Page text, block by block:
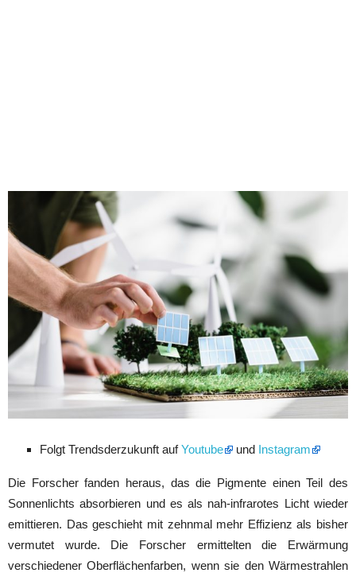
Folgt Trendsderzukunft aufYoutube und Instagram
Die Forscher fanden heraus, das die Pigmente einen Teil des
Sonnenlichts absorbieren und es als nah-infrarotes Licht wieder
emittieren. Das geschieht mit zehnmal mehr Effizienz als bisher
vermutet wurde. Die Forscher ermittelten die Erwärmung
verschiedener Oberflächenfarben, wenn sie den Wärmestrahlen